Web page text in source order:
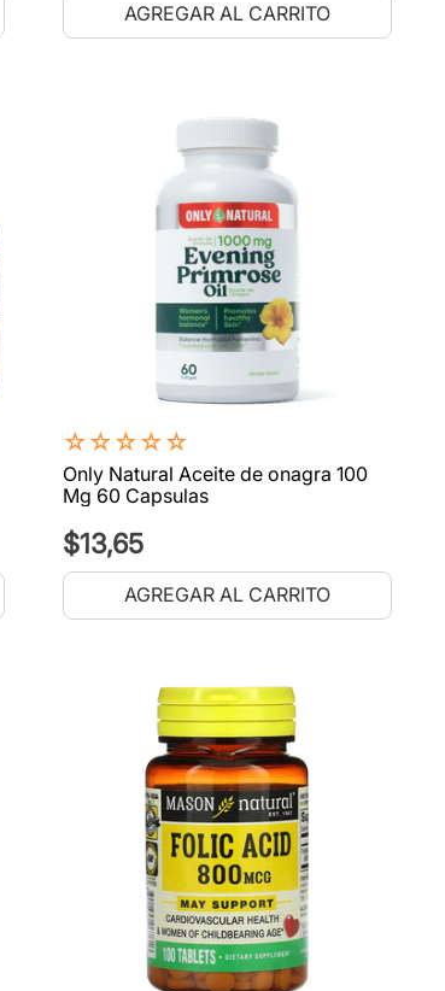
AGREGAR AL CARRITO
☆☆☆☆☆
Only Natural Aceite de onagra 100
Mg 60 Capsulas
$13,65
AGREGAR AL CARRITO